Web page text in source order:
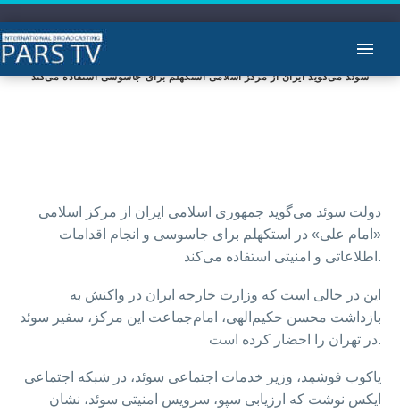
سوئد می‌گوید ایران از مرکز اسلامی استکهلم برای جاسوسی استفاده می‌کند
دولت سوئد می‌گوید جمهوری اسلامی ایران از مرکز اسلامی
«امام علی» در استکهلم برای جاسوسی و انجام اقدامات
اطلاعاتی و امنیتی استفاده می‌کند.
این در حالی است که وزارت خارجه ایران در واکنش به
بازداشت محسن حکیم‌الهی، امام‌جماعت این مرکز، سفیر سوئد
در تهران را احضار کرده است.
یاکوب فوشمِد، وزیر خدمات اجتماعی سوئد، در شبکه اجتماعی
ایکس نوشت که ارزیابی سپو، سرویس امنیتی سوئد، نشان